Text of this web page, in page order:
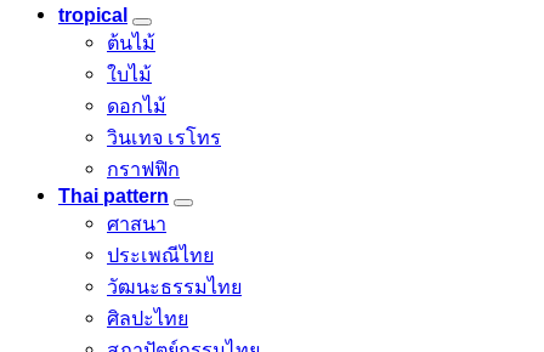
tropical
ต้นไม้
ใบไม้
ดอกไม้
วินเทจ เรโทร
กราฟฟิก
Thai pattern
ศาสนา
ประเพณีไทย
วัฒนะธรรมไทย
ศิลปะไทย